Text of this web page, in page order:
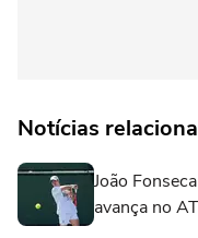
Notícias
João
avança no